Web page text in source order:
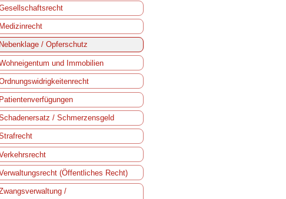
Medizinrecht
Nebenklage / Opferschutz
und Immobilien
Patientenverfügungen
/ Schmerzensgeld
(Öffentliches Recht)
/